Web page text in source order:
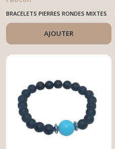
BRACELETS PIERRES RONDES MIXTES
AJOUTER